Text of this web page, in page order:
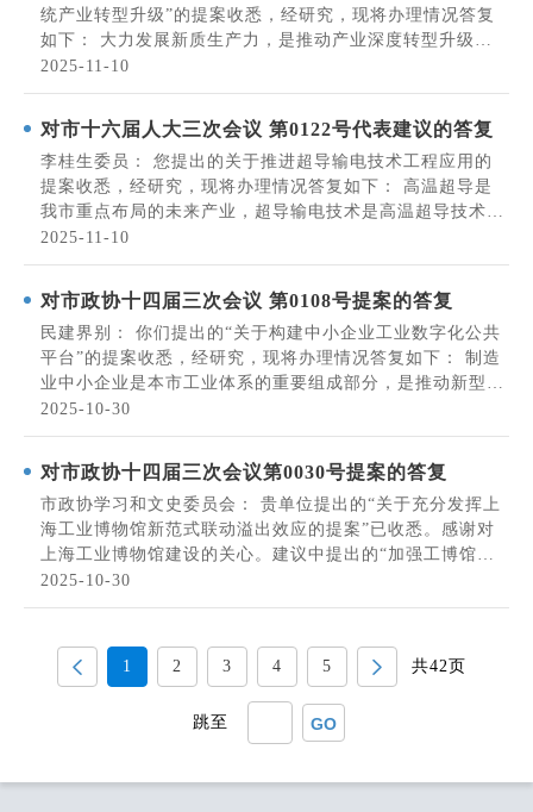
统产业转型升级”的提案收悉，经研究，现将办理情况答复
如下： 大力发展新质生产力，是推动产业深度转型升级、
主动适应和引领新一轮产业变革的战略选择。您提出的上海
当前传统产业“企业大而不强、全而不精”“低端供给过剩、
高端供给不足”“创新能力不强、产业...
2025-11-10
对市十六届人大三次会议 第0122号代表建议的答复
李桂生委员： 您提出的关于推进超导输电技术工程应用的
提案收悉，经研究，现将办理情况答复如下： 高温超导是
我市重点布局的未来产业，超导输电技术是高温超导技术产
业化的重要应用场景，具有容量大、占地少、损耗低等突出
有点，在能源互联网建设、节约利用城市发展空间等领域具
有一定前景。提案中针对超导输电技术“创...
2025-11-10
对市政协十四届三次会议 第0108号提案的答复
民建界别： 你们提出的“关于构建中小企业工业数字化公共
平台”的提案收悉，经研究，现将办理情况答复如下： 制造
业中小企业是本市工业体系的重要组成部分，是推动新型工
业化和数字经济发展的关键力量。近年来，在国家政策引导
和市委、市政府的统筹部署下，本市围绕政策支持、优化供
给、人才保障等方面系统推进中小企业...
2025-10-30
对市政协十四届三次会议第0030号提案的答复
市政协学习和文史委员会： 贵单位提出的“关于充分发挥上
海工业博物馆新范式联动溢出效应的提案”已收悉。感谢对
上海工业博物馆建设的关心。建议中提出的“加强工博馆整
体规划编制，尽早启动和谋划未来产业布局”“抓紧布
局‘1+1’周边新产业新业态，承接溢出、形成联动”“同步打
2025-10-30
1 2 3 4 5 共42页
跳至 GO